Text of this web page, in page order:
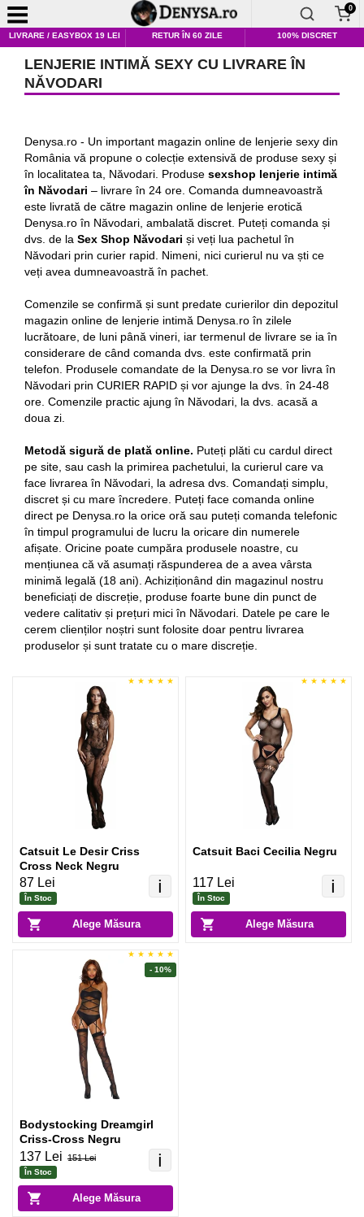
0
LIVRARE / EASYBOX 19 LEI RETUR ÎN 60 ZILE 100% DISCRET
LENJERIE INTIMĂ SEXY CU LIVRARE ÎN
NĂVODARI
Denysa.ro - Un important magazin online de lenjerie sexy din
România vă propune o colecție extensivă de produse sexy și
în localitatea ta, Năvodari. Produse sexshop lenjerie intimă
în Năvodari – livrare în 24 ore. Comanda dumneavoastră
este livrată de către magazin online de lenjerie erotică
Denysa.ro în Năvodari, ambalată discret. Puteți comanda și
dvs. de la Sex Shop Năvodari și veți lua pachetul în
Năvodari prin curier rapid. Nimeni, nici curierul nu va ști ce
veți avea dumneavoastră în pachet.
Comenzile se confirmă și sunt predate curierilor din depozitul
magazin online de lenjerie intimă Denysa.ro în zilele
lucrătoare, de luni până vineri, iar termenul de livrare se ia în
considerare de când comanda dvs. este confirmată prin
telefon. Produsele comandate de la Denysa.ro se vor livra în
Năvodari prin CURIER RAPID și vor ajunge la dvs. în 24-48
ore. Comenzile practic ajung în Năvodari, la dvs. acasă a
doua zi.
Metodă sigură de plată online. Puteți plăti cu cardul direct
pe site, sau cash la primirea pachetului, la curierul care va
face livrarea în Năvodari, la adresa dvs. Comandați simplu,
discret și cu mare încredere. Puteți face comanda online
direct pe Denysa.ro la orice oră sau puteți comanda telefonic
în timpul programului de lucru la oricare din numerele
afișate. Oricine poate cumpăra produsele noastre, cu
mențiunea că vă asumați răspunderea de a avea vârsta
minimă legală (18 ani). Achiziționând din magazinul nostru
beneficiați de discreție, produse foarte bune din punct de
vedere calitativ și prețuri mici în Năvodari. Datele pe care le
cerem clienților noștri sunt folosite doar pentru livrarea
produselor și sunt tratate cu o mare discreție.
Alege Măsura
ℹ️
Catsuit Le Desir Criss
Cross Neck Negru
87 Lei
În Stoc
Alege Măsura
ℹ️
Catsuit Baci Cecilia Negru
117 Lei
În Stoc
Alege Măsura
ℹ️
Bodystocking Dreamgirl
Criss-Cross Negru
137 Lei 151 Lei
În Stoc
- 10%